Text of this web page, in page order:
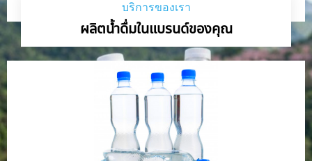
บริการของเรา
ผลิตน้ำดื่มในแบรนด์ของคุณ